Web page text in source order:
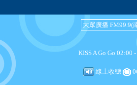
大眾廣播 FM99.9(
KISS A Go Go 02:00
線上收聽